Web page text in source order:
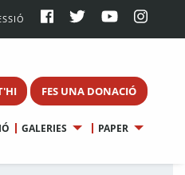
FES UNA DONACIÓ
GALERIES PAPER